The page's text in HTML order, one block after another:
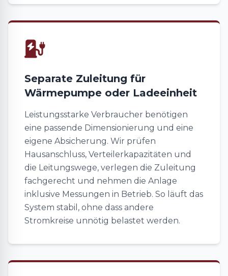
Separate Zuleitung für
Wärmepumpe oder Ladeeinheit
Leistungsstarke Verbraucher benötigen
eine passende Dimensionierung und eine
eigene Absicherung. Wir prüfen
Hausanschluss, Verteilerkapazitäten und
die Leitungswege, verlegen die Zuleitung
fachgerecht und nehmen die Anlage
inklusive Messungen in Betrieb. So läuft das
System stabil, ohne dass andere
Stromkreise unnötig belastet werden.